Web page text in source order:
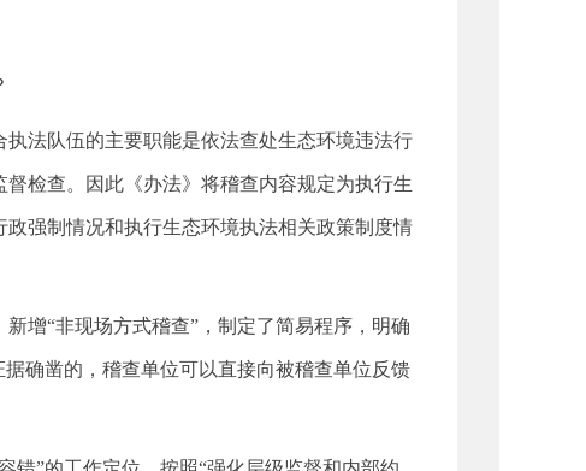
法队伍的主要职能是依法查处生态环境违法行
检查。因此《办法》将稽查内容规定为执行生
强制情况和执行生态环境执法相关政策制度情
增“非现场方式稽查”，制定了简易程序，明确
确凿的，稽查单位可以直接向被稽查单位反馈